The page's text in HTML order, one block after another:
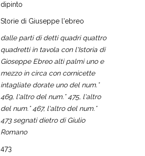
dipinto
Storie di Giuseppe l'ebreo
dalle parti di detti quadri quattro
quadretti in tavola con l'Istoria di
Gioseppe Ebreo alti palmi uno e
mezzo in circa con cornicette
intagliate dorate uno del num.°
469, l'altro del num.° 475, l'altro
del num.° 467, l'altro del num.°
473 segnati dietro di Giulio
Romano
473